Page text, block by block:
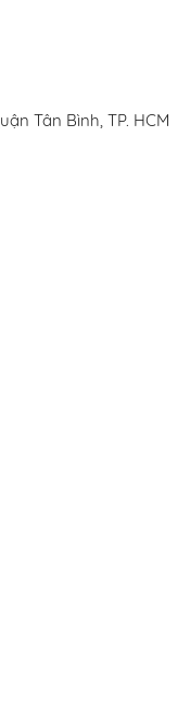
Tân Bình, TP. HCM